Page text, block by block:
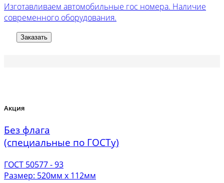
Изготавливаем автомобильные гос номера. Наличие
современного оборудования.
Заказать
Акция
Без флага
(специальные по ГОСТу)
ГОСТ 50577 - 93
Размер: 520мм х 112мм